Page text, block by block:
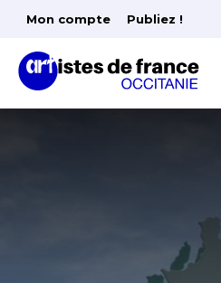
Mon compte Publiez !